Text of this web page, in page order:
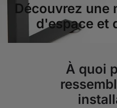
Découvrez une
d'espace et
À quoi